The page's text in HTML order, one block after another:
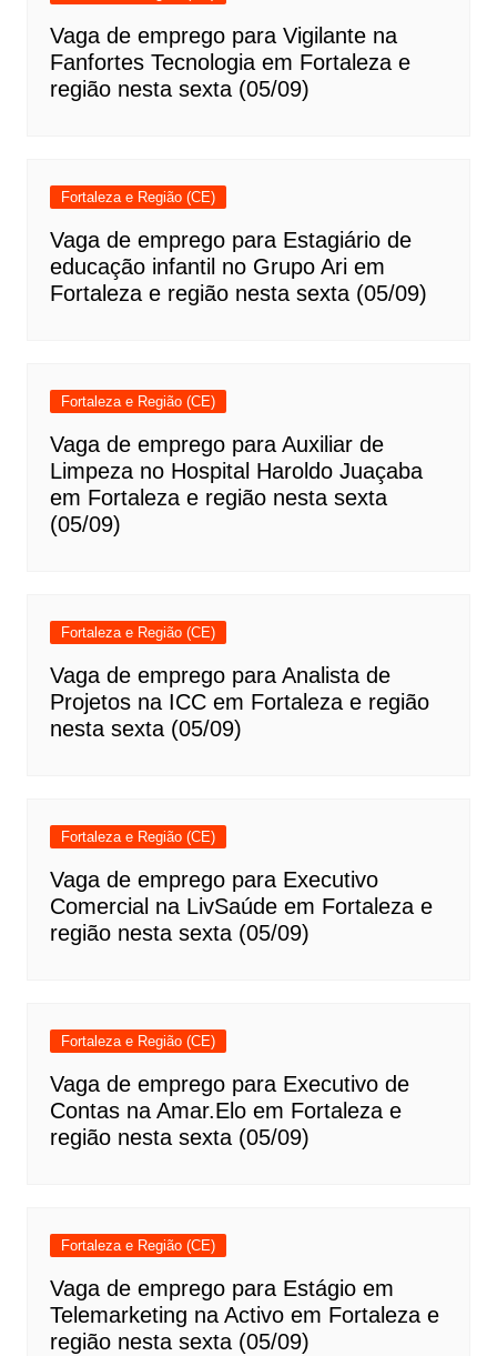
Vaga de emprego para Vigilante na
Fanfortes Tecnologia em Fortaleza e
região nesta sexta (05/09)
Fortaleza e Região (CE)
Vaga de emprego para Estagiário de
educação infantil no Grupo Ari em
Fortaleza e região nesta sexta (05/09)
Fortaleza e Região (CE)
Vaga de emprego para Auxiliar de
Limpeza no Hospital Haroldo Juaçaba
em Fortaleza e região nesta sexta
(05/09)
Fortaleza e Região (CE)
Vaga de emprego para Analista de
Projetos na ICC em Fortaleza e região
nesta sexta (05/09)
Fortaleza e Região (CE)
Vaga de emprego para Executivo
Comercial na LivSaúde em Fortaleza e
região nesta sexta (05/09)
Fortaleza e Região (CE)
Vaga de emprego para Executivo de
Contas na Amar.Elo em Fortaleza e
região nesta sexta (05/09)
Fortaleza e Região (CE)
Vaga de emprego para Estágio em
Telemarketing na Activo em Fortaleza e
região nesta sexta (05/09)